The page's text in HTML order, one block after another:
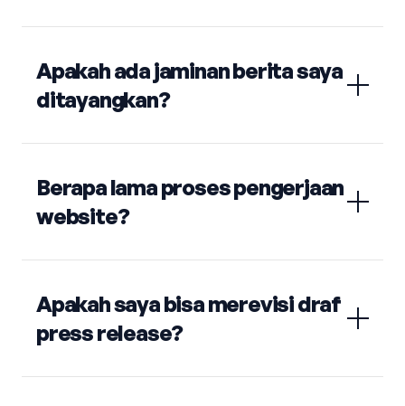
Apakah ada jaminan berita saya
ditayangkan?
Berapa lama proses pengerjaan
website?
Apakah saya bisa merevisi draf
press release?